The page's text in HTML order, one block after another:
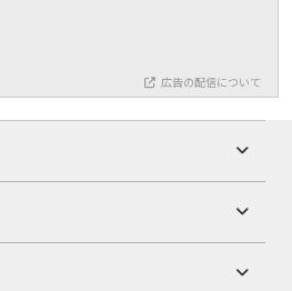
広告の配信について